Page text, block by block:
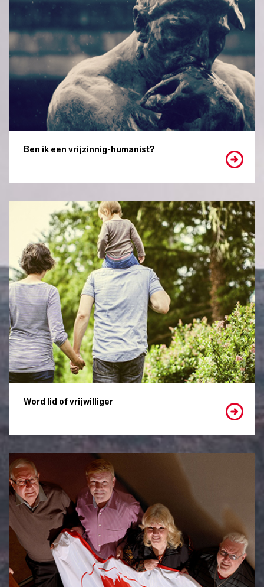
Ben ik een vrijzinnig-humanist?
Word lid of vrijwilliger